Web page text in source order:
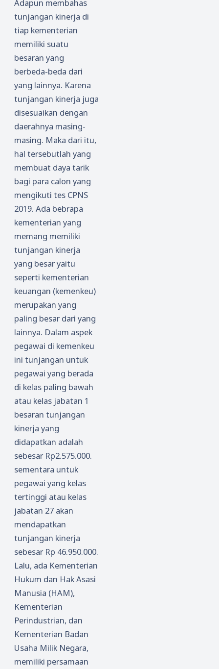
Adapun membahas
tunjangan kinerja di
tiap kementerian
memiliki suatu
besaran yang
berbeda-beda dari
yang lainnya. Karena
tunjangan kinerja juga
disesuaikan dengan
daerahnya masing-
masing. Maka dari itu,
hal tersebutlah yang
membuat daya tarik
bagi para calon yang
mengikuti tes CPNS
2019. Ada bebrapa
kementerian yang
memang memiliki
tunjangan kinerja
yang besar yaitu
seperti kementerian
keuangan (kemenkeu)
merupakan yang
paling besar dari yang
lainnya. Dalam aspek
pegawai di kemenkeu
ini tunjangan untuk
pegawai yang berada
di kelas paling bawah
atau kelas jabatan 1
besaran tunjangan
kinerja yang
didapatkan adalah
sebesar Rp2.575.000.
sementara untuk
pegawai yang kelas
tertinggi atau kelas
jabatan 27 akan
mendapatkan
tunjangan kinerja
sebesar Rp 46.950.000.
Lalu, ada Kementerian
Hukum dan Hak Asasi
Manusia (HAM),
Kementerian
Perindustrian, dan
Kementerian Badan
Usaha Milik Negara,
memiliki persamaan